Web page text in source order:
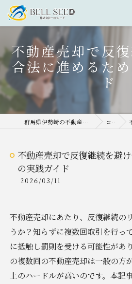
不動産売却で反
合法に進めるた
ド
群馬県伊勢崎の不動産売却なら株式会社ベルシード コラム
不動産売却で反復継続を避
の実践ガイド
2026/03/11
不動産売却にあたり、反復継続の
うか？知らずに複数回取引を行っ
に抵触し罰則を受ける可能性があ
の複数回の不動産売却は一般の方
上のハードルが高いのです。本記